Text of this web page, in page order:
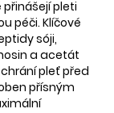
pleti
péči. Klíčové
sóji,
a acetát
pleť před
přísným